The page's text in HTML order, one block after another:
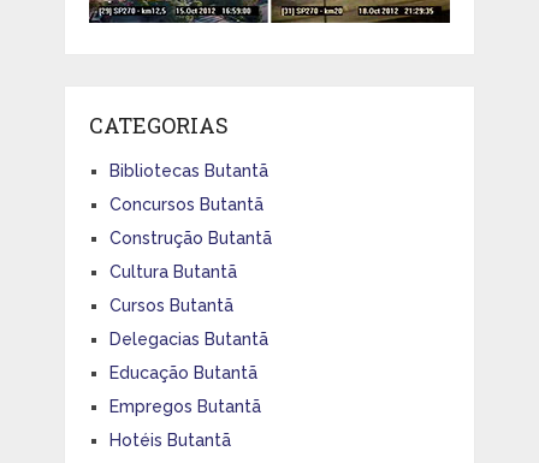
CATEGORIAS
Bibliotecas Butantã
Concursos Butantã
Construção Butantã
Cultura Butantã
Cursos Butantã
Delegacias Butantã
Educação Butantã
Empregos Butantã
Hotéis Butantã